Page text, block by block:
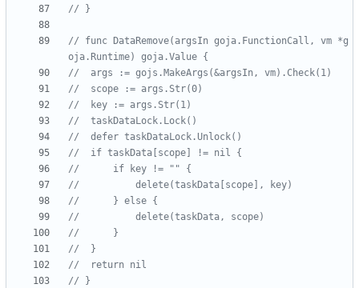
// }
// func DataRemove(argsIn goja.FunctionCall, vm *g
oja.Runtime) goja.Value {
// 	args := gojs.MakeArgs(&argsIn, vm).Check(1)
// 	scope := args.Str(0)
// 	key := args.Str(1)
// 	taskDataLock.Lock()
// 	defer taskDataLock.Unlock()
// 	if taskData[scope] != nil {
// 		if key != "" {
// 			delete(taskData[scope], key)
// 		} else {
// 			delete(taskData, scope)
// 		}
// 	}
// 	return nil
// }